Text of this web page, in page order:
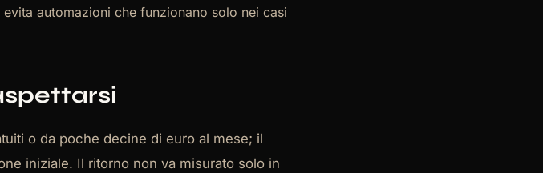
automazioni che funzionano solo nei casi
o da poche decine di euro al mese; il
iniziale. Il ritorno non va misurato solo in